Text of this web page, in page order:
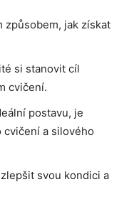
způsobem, jak získat
si stanovit cíl
cvičení.
postavu, je
cvičení a silového
svou kondici a